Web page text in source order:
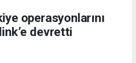
operasyonlarını
devretti